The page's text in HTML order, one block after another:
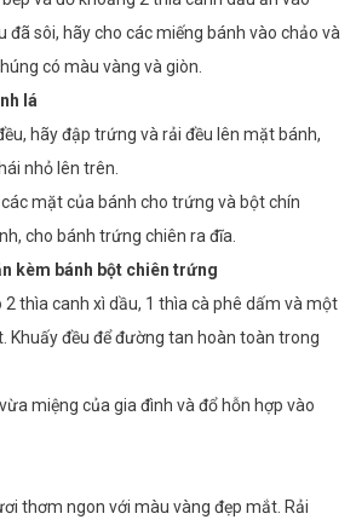
đã sôi, hãy cho các miếng bánh vào chảo và
có màu vàng và giòn.
lá
hãy đập trứng và rải đều lên mặt bánh,
nhỏ lên trên.
mặt của bánh cho trứng và bột chín
cho bánh trứng chiên ra đĩa.
kèm bánh bột chiên trứng
thìa canh xì dầu, 1 thìa cà phê dấm và một
Khuấy đều để đường tan hoàn toàn trong
miệng của gia đình và đổ hỗn hợp vào
thơm ngon với màu vàng đẹp mắt. Rải